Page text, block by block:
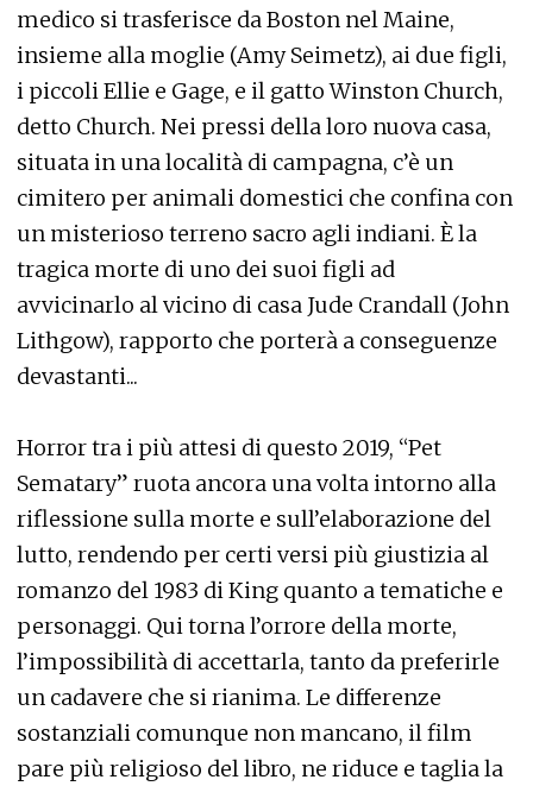
medico si trasferisce da Boston nel Maine,
insieme alla moglie (Amy Seimetz), ai due figli,
i piccoli Ellie e Gage, e il gatto Winston Church,
detto Church. Nei pressi della loro nuova casa,
situata in una località di campagna, c’è un
cimitero per animali domestici che confina con
un misterioso terreno sacro agli indiani. È la
tragica morte di uno dei suoi figli ad
avvicinarlo al vicino di casa Jude Crandall (John
Lithgow), rapporto che porterà a conseguenze
devastanti...
Horror tra i più attesi di questo 2019, “Pet
Sematary” ruota ancora una volta intorno alla
riflessione sulla morte e sull’elaborazione del
lutto, rendendo per certi versi più giustizia al
romanzo del 1983 di King quanto a tematiche e
personaggi. Qui torna l’orrore della morte,
l’impossibilità di accettarla, tanto da preferirle
un cadavere che si rianima. Le differenze
sostanziali comunque non mancano, il film
pare più religioso del libro, ne riduce e taglia la